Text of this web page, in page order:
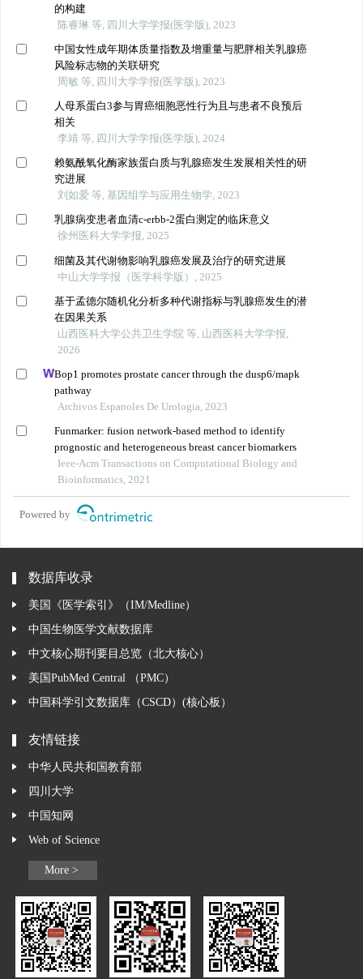
的构建
陈睿琳 等, 四川大学学报(医学版), 2023
中国女性成年期体质量指数及增重量与肥胖相关乳腺癌
风险标志物的关联研究
周敏 等, 四川大学学报(医学版), 2023
人母系蛋白3参与胃癌细胞恶性行为且与患者不良预后
相关
李靖 等, 四川大学学报(医学版), 2024
赖氨酰氧化酶家族蛋白质与乳腺癌发生发展相关性的研
究进展
刘如爱 等, 基因组学与应用生物学, 2023
乳腺病变患者血清c-erbb-2蛋白测定的临床意义
徐州医科大学学报, 2025
细菌及其代谢物影响乳腺癌发展及治疗的研究进展
中山大学学报（医学科学版）, 2025
基于孟德尔随机化分析多种代谢指标与乳腺癌发生的潜
在因果关系
山西医科大学公共卫生学院 等, 山西医科大学学报,
2026
Bop1 promotes prostate cancer through the dusp6/mapk
pathway
Archivos Espanoles De Urologia, 2023
Funmarker: fusion network-based method to identify
prognostic and heterogeneous breast cancer biomarkers
Ieee-Acm Transactions on Computational Biology and
Bioinformatics, 2021
Powered by
数据库收录
美国《医学索引》（IM/Medline）
中国生物医学文献数据库
中文核心期刊要目总览（北大核心）
美国PubMed Central （PMC）
中国科学引文数据库（CSCD）(核心板）
友情链接
中华人民共和国教育部
四川大学
中国知网
Web of Science
More >